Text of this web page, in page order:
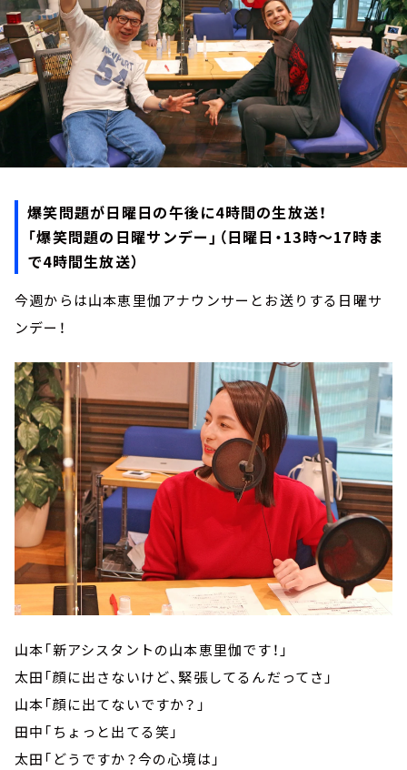
爆笑問題が日曜日の午後に4時間の生放送！
「爆笑問題の日曜サンデー」（日曜日・13時～17時ま
で4時間生放送）
今週からは山本恵里伽アナウンサーとお送りする日曜サ
ンデー！
山本「新アシスタントの山本恵里伽です！」
太田「顔に出さないけど、緊張してるんだってさ」
山本「顔に出てないですか？」
田中「ちょっと出てる笑」
太田「どうですか？今の心境は」